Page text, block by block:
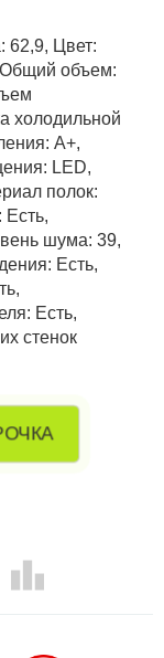
62,9, Цвет:
Общий объем:
холодильной
А+,
LED,
полок:
шума: 39,
Есть,
Есть,
стенок
leaderboard